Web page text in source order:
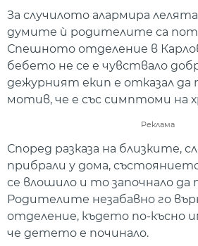
За случилото алармира
думите ѝ родителите са
Спешното отделение в
бебето не се е чувствало
дежурният екип е отказал
мотив, че е със симптоми на
Реклама
Според разказа на близките,
прибрали у дома,
се влошило и то започнало да
Родителите незабавно го
отделение, където по-късно
че детето е починало.